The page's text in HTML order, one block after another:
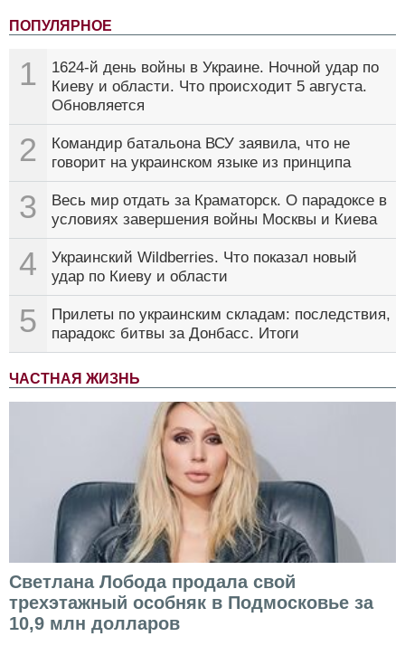
ПОПУЛЯРНОЕ
1
1624-й день войны в Украине. Ночной удар по
Киеву и области. Что происходит 5 августа.
Обновляется
2
Командир батальона ВСУ заявила, что не
говорит на украинском языке из принципа
3
Весь мир отдать за Краматорск. О парадоксе в
условиях завершения войны Москвы и Киева
4
Украинский Wildberries. Что показал новый
удар по Киеву и области
5
Прилеты по украинским складам: последствия,
парадокс битвы за Донбасс. Итоги
ЧАСТНАЯ ЖИЗНЬ
Светлана Лобода продала свой
трехэтажный особняк в Подмосковье за
10,9 млн долларов